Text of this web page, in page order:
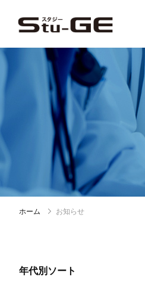
ホーム お知らせ
年代別ソート